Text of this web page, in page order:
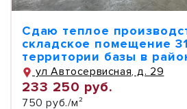
Сдаю теплое
складское помещение
территории базы в
ул Автосервисная, д. 29
233 250 руб.
750 руб./м²